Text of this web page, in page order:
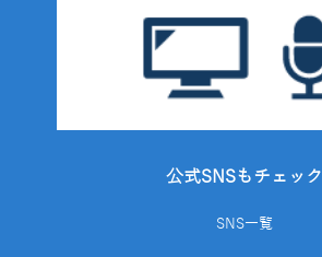
公式SNSもチェック
SNS一覧